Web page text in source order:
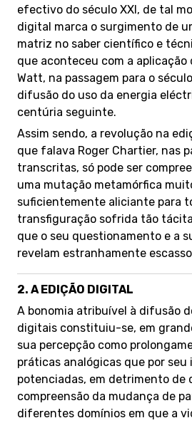
efectivo do século XXI, de tal
digital marca o surgimento de
matriz no saber científico e
que aconteceu com a aplicação
Watt, na passagem para o
difusão do uso da energia
centúria seguinte.
Assim sendo, a revolução na
que falava Roger Chartier, nas
transcritas, só pode ser
uma mutação metamórfica
suficientemente aliciante para
transfiguração sofrida tão
que o seu questionamento e a
revelam estranhamente
2. A EDIÇÃO DIGITAL
A bonomia atribuível à difusão
digitais constituiu-se, em
sua percepção como
práticas analógicas que por seu
potenciadas, em detrimento de
compreensão da mudança de
diferentes domínios em que a